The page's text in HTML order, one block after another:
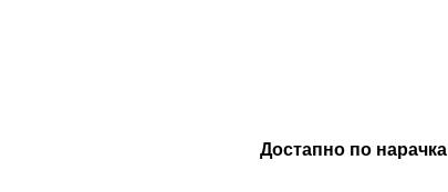
Достапно по нарачка